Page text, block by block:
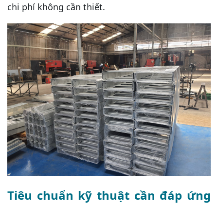
chi phí không cần thiết.
Tiêu chuẩn kỹ thuật cần đáp ứng